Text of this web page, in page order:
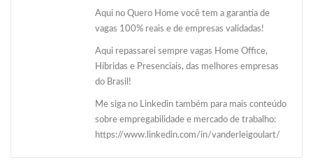
Aqui no Quero Home você tem a garantia de
vagas 100% reais e de empresas validadas!
Aqui repassarei sempre vagas Home Office,
Híbridas e Presenciais, das melhores empresas
do Brasil!
Me siga no Linkedin também para mais conteúdo
sobre empregabilidade e mercado de trabalho:
https://www.linkedin.com/in/vanderleigoulart/